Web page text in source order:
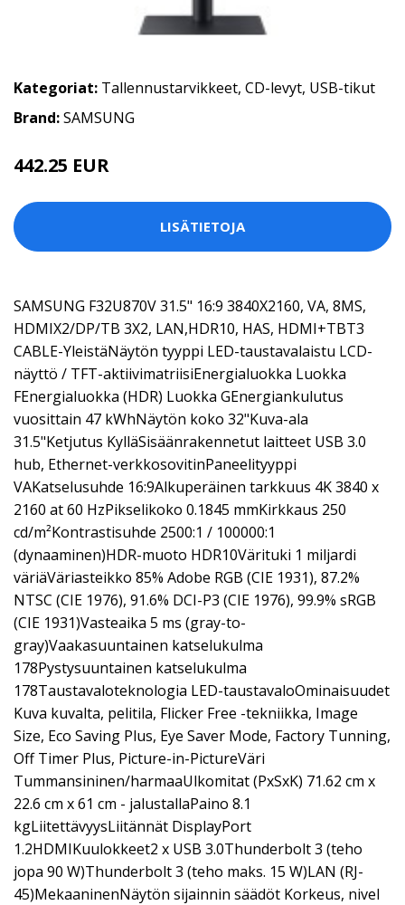
Kategoriat: Tallennustarvikkeet, CD-levyt, USB-tikut
Brand:SAMSUNG
442.25 EUR
LISÄTIETOJA
SAMSUNG F32U870V 31.5" 16:9 3840X2160, VA, 8MS,
HDMIX2/DP/TB 3X2, LAN,HDR10, HAS, HDMI+TBT3
CABLE-YleistäNäytön tyyppi LED-taustavalaistu LCD-
näyttö / TFT-aktiivimatriisiEnergialuokka Luokka
FEnergialuokka (HDR) Luokka GEnergiankulutus
vuosittain 47 kWhNäytön koko 32"Kuva-ala
31.5"Ketjutus KylläSisäänrakennetut laitteet USB 3.0
hub, Ethernet-verkkosovitinPaneelityyppi
VAKatselusuhde 16:9Alkuperäinen tarkkuus 4K 3840 x
2160 at 60 HzPikselikoko 0.1845 mmKirkkaus 250
cd/m²Kontrastisuhde 2500:1 / 100000:1
(dynaaminen)HDR-muoto HDR10Värituki 1 miljardi
väriäVäriasteikko 85% Adobe RGB (CIE 1931), 87.2%
NTSC (CIE 1976), 91.6% DCI-P3 (CIE 1976), 99.9% sRGB
(CIE 1931)Vasteaika 5 ms (gray-to-
gray)Vaakasuuntainen katselukulma
178Pystysuuntainen katselukulma
178Taustavaloteknologia LED-taustavaloOminaisuudet
Kuva kuvalta, pelitila, Flicker Free -tekniikka, Image
Size, Eco Saving Plus, Eye Saver Mode, Factory Tunning,
Off Timer Plus, Picture-in-PictureVäri
Tummansininen/harmaaUlkomitat (PxSxK) 71.62 cm x
22.6 cm x 61 cm - jalustallaPaino 8.1
kgLiitettävyysLiitännät DisplayPort
1.2HDMIKuulokkeet2 x USB 3.0Thunderbolt 3 (teho
jopa 90 W)Thunderbolt 3 (teho maks. 15 W)LAN (RJ-
45)MekaaninenNäytön sijainnin säädöt Korkeus, nivel